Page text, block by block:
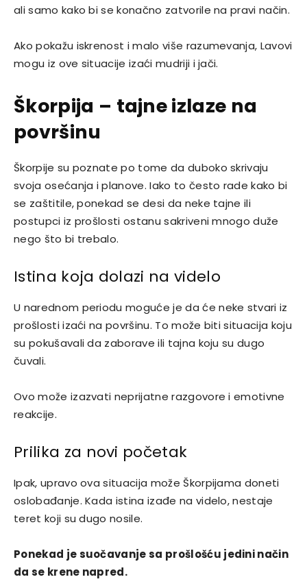
ali samo kako bi se konačno zatvorile na pravi način.
Ako pokažu iskrenost i malo više razumevanja, Lavovi
mogu iz ove situacije izaći mudriji i jači.
Škorpija – tajne izlaze na
površinu
Škorpije su poznate po tome da duboko skrivaju
svoja osećanja i planove. Iako to često rade kako bi
se zaštitile, ponekad se desi da neke tajne ili
postupci iz prošlosti ostanu sakriveni mnogo duže
nego što bi trebalo.
Istina koja dolazi na videlo
U narednom periodu moguće je da će neke stvari iz
prošlosti izaći na površinu. To može biti situacija koju
su pokušavali da zaborave ili tajna koju su dugo
čuvali.
Ovo može izazvati neprijatne razgovore i emotivne
reakcije.
Prilika za novi početak
Ipak, upravo ova situacija može Škorpijama doneti
oslobađanje. Kada istina izađe na videlo, nestaje
teret koji su dugo nosile.
Ponekad je suočavanje sa prošlošću jedini način
da se krene napred.